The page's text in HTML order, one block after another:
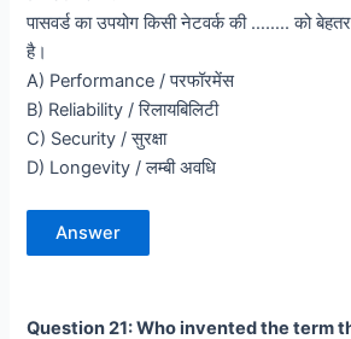
पासवर्ड का उपयोग किसी नेटवर्क की …….. को
है।
A) Performance / परफॉरमेंस
B) Reliability / रिलायबिलिटी
C) Security / सुरक्षा
D) Longevity / लम्बी अवधि
Answer
Question 21: Who invented the term